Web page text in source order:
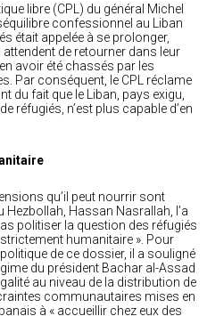
libre (CPL) du général Michel
confessionnel au Liban
était appelée à se prolonger,
de retourner dans leur
avoir été chassés par les
Par conséquent, le CPL réclame
du fait que le Liban, pays exigu,
réfugiés, n’est plus capable d’en
qu’il peut nourrir sont
Hezbollah, Hassan Nasrallah, l’a
politiser la question des réfugiés
humanitaire ». Pour
de ce dossier, il a souligné
du président Bachar al-Assad
au niveau de la distribution de
communautaires mises en
à « accueillir chez eux des